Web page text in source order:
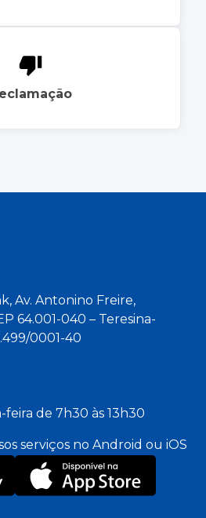
Av. Antonino Freire,
64.001-040 – Teresina-
0001-40
de 7h30 às 13h30
serviços no Android ou iOS